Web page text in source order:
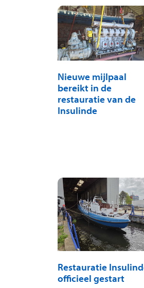
Nieuwe mijlpaal
bereikt in de
restauratie van de
Insulinde
Restauratie
officieel gestart